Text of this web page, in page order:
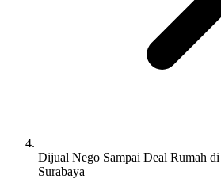
Dijual Nego Sampai Deal Rumah
Surabaya